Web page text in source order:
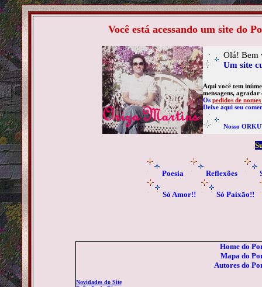
Você está acessando um site do
Olá! Bem
Um site
Aqui você tem
mensagens, agradar
Os pedidos de
Deixe aqui seu
Nosso
Poesia Reflexões
Só Amor!! Só Paixão!!
Home do
Mapa do
Autoresdo
Novidades do Site